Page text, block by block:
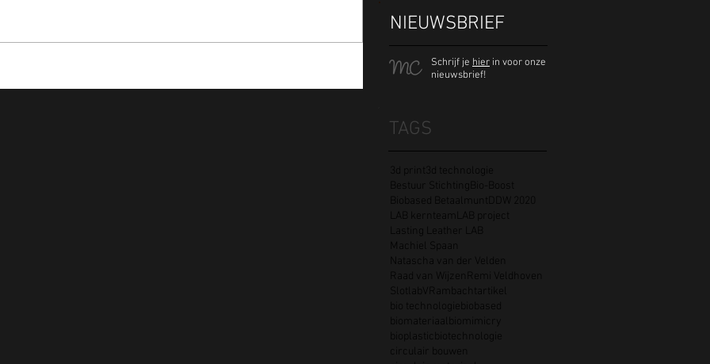
NIEUWSBRIEF
Schrijf je hier in voor onze
nieuwsbrief!
TAGS
3d print
3d technologie
Bestuur Stichting
Biobased Betaalmunt
DDW 2020
LAB kernteam
Lasting Leather LAB
Machiel Spaan
Natascha van der Velden
Raad van Wijzen
Remi Veldhoven
Slotlab
ambacht
artikel
bio technologie
biobased
biomateriaal
bioplastic
biotechnologie
circulair bouwen